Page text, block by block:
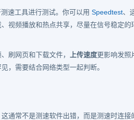
速工具进行测试。你可以用 Speedtest、
视频播放和热点共享，尽量在信号稳定的
刷网页和下载文件， 上传速度更影响发照
，需要结合网络类型一起判断。
通常不是测速软件出错，而是测速时连接